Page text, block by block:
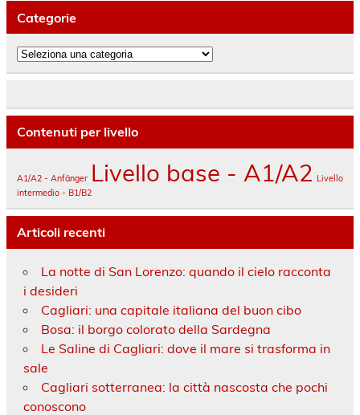
Categorie
Categorie
Contenuti per livello
A1/A2 - Anfänger Livello base - A1/A2 Livello
intermedio - B1/B2
Articoli recenti
La notte di San Lorenzo: quando il cielo racconta
i desideri
Cagliari: una capitale italiana del buon cibo
Bosa: il borgo colorato della Sardegna
Le Saline di Cagliari: dove il mare si trasforma in
sale
Cagliari sotterranea: la città nascosta che pochi
conoscono